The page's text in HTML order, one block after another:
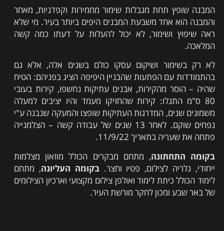
המבנה שופץ תחת מגבלות שימור מחמירות וקפדניות, מאחר
והמבנה הוא אחד משבעת המבנים היפים ביותר בעיר. מי שלא
ראה שיפוץ ושימור, לא יכול להעלות על דעתו כמה קשה
המלאכה.
לא רק בשימור ושיקום עסקו כולם בשנים אלה, אלא גם
בהתמודדות עם הפתעות שהבניין היפיפה הציג בפניהם: הטיח
שהיה – הוסר מהקירות, אבנים עתיקות נחשפו, קירות בעובי
80 ס"מ התגלו: קירות שהחזיקו מעמד והיו יציבים למעלה
משמונים שנים, המדרגות העתיקות שופצו והמעקה שנבנה ע"י
נפחים שוקם.
לאחר 13 שנים של עבודה קשה – הצלמנייה
פתחה את שעריה בתאריך 11/9/22.
בקומה התחתונה, מתחם מבקרים הכולל מוזאון מצלמות
ייחודי, גלריה לצילום, פטיו וחצר.בקומה העליונה, מתחם
לימוד הכולל כיתת לימוד ואולפן צילום מקצועי וארכיון הצילומים
של באר שבע ומכון לחקר מורשת העיר.